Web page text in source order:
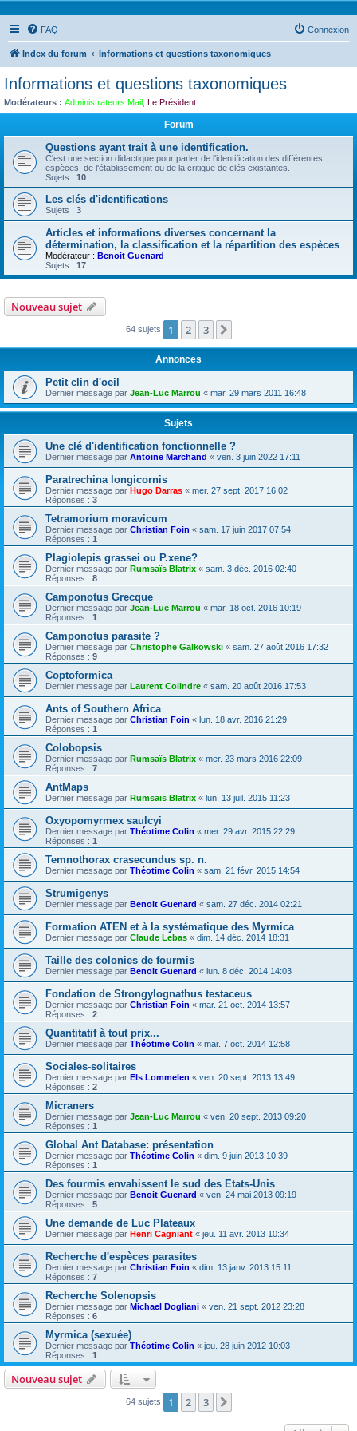
FAQ Connexion
Index du forum Informations et questions taxonomiques
Informations et questions taxonomiques
Modérateurs : Administrateurs Mail Le Président
Forum
Questions ayant trait à une identification.
C'est une section didactique pour parler de l'identification des différentes
espèces, de l'établissement ou de la critique de clés existantes.
Sujets : 10
Les clés d'identifications
Sujets : 3
Articles et informations diverses concernant la
détermination, la classification et la répartition des espèces
Modérateur : Benoit Guenard
Sujets : 17
Nouveau sujet
64 sujets 1 2 3
Annonces
Petit clin d'oeil
Dernier message par Jean-Luc Marrou « mar. 29 mars 2011 16:48
Sujets
Une clé d'identification fonctionnelle ?
Dernier message par Antoine Marchand « ven. 3 juin 2022 17:11
Paratrechina longicornis
Dernier message par Hugo Darras « mer. 27 sept. 2017 16:02
Réponses : 3
Tetramorium moravicum
Dernier message par Christian Foin « sam. 17 juin 2017 07:54
Réponses : 1
Plagiolepis grassei ou P.xene?
Dernier message par Rumsaïs Blatrix « sam. 3 déc. 2016 02:40
Réponses : 8
Camponotus Grecque
Dernier message par Jean-Luc Marrou « mar. 18 oct. 2016 10:19
Réponses : 1
Camponotus parasite ?
Dernier message par Christophe Galkowski « sam. 27 août 2016 17:32
Réponses : 9
Coptoformica
Dernier message par Laurent Colindre « sam. 20 août 2016 17:53
Ants of Southern Africa
Dernier message par Christian Foin « lun. 18 avr. 2016 21:29
Réponses : 1
Colobopsis
Dernier message par Rumsaïs Blatrix « mer. 23 mars 2016 22:09
Réponses : 7
AntMaps
Dernier message par Rumsaïs Blatrix « lun. 13 juil. 2015 11:23
Oxyopomyrmex saulcyi
Dernier message par Théotime Colin « mer. 29 avr. 2015 22:29
Réponses : 1
Temnothorax crasecundus sp. n.
Dernier message par Théotime Colin « sam. 21 févr. 2015 14:54
Strumigenys
Dernier message par Benoit Guenard « sam. 27 déc. 2014 02:21
Formation ATEN et à la systématique des Myrmica
Dernier message par Claude Lebas « dim. 14 déc. 2014 18:31
Taille des colonies de fourmis
Dernier message par Benoit Guenard « lun. 8 déc. 2014 14:03
Fondation de Strongylognathus testaceus
Dernier message par Christian Foin « mar. 21 oct. 2014 13:57
Réponses : 2
Quantitatif à tout prix...
Dernier message par Théotime Colin « mar. 7 oct. 2014 12:58
Sociales-solitaires
Dernier message par Els Lommelen « ven. 20 sept. 2013 13:49
Réponses : 2
Micraners
Dernier message par Jean-Luc Marrou « ven. 20 sept. 2013 09:20
Réponses : 1
Global Ant Database: présentation
Dernier message par Théotime Colin « dim. 9 juin 2013 10:39
Réponses : 1
Des fourmis envahissent le sud des Etats-Unis
Dernier message par Benoit Guenard « ven. 24 mai 2013 09:19
Réponses : 5
Une demande de Luc Plateaux
Dernier message par Henri Cagniant « jeu. 11 avr. 2013 10:34
Recherche d'espèces parasites
Dernier message par Christian Foin « dim. 13 janv. 2013 15:11
Réponses : 7
Recherche Solenopsis
Dernier message par Michael Dogliani « ven. 21 sept. 2012 23:28
Réponses : 6
Myrmica (sexuée)
Dernier message par Théotime Colin « jeu. 28 juin 2012 10:03
Réponses : 1
Nouveau sujet
64 sujets 1 2 3